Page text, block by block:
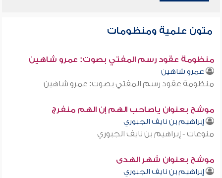
متون علمية ومنظومات
منظومة عقود رسم المفتي بصوت: عمرو شاهين
عمرو شاهين
منظومة عقود رسم المفتي بصوت: عمرو شاهين
موشح بعنوان ياصاحب الهم إن الهم منفرج
إبراهيم بن نايف الجبوري
منوعات - إبراهيم بن نايف الجبوري
موشح بعنوان شهر الهدى
إبراهيم بن نايف الجبوري